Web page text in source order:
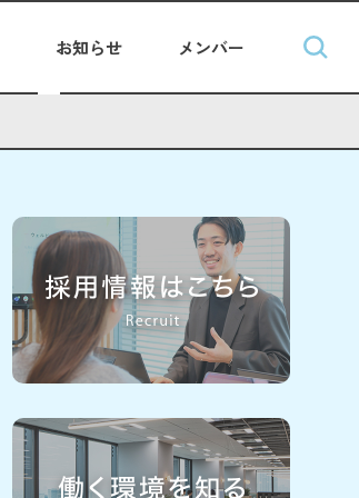
お知らせ メンバー